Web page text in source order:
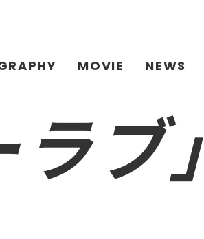
MOVIE NEWS
ブ」